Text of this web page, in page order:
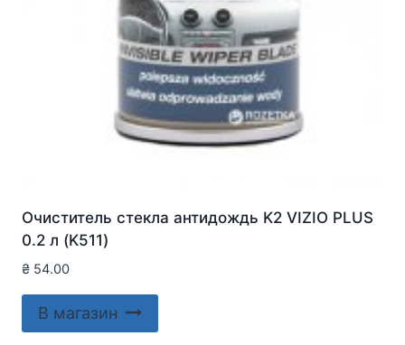
Очиститель стекла антидождь K2 VIZIO PLUS
0.2 л (K511)
₴ 54.00
В магазин